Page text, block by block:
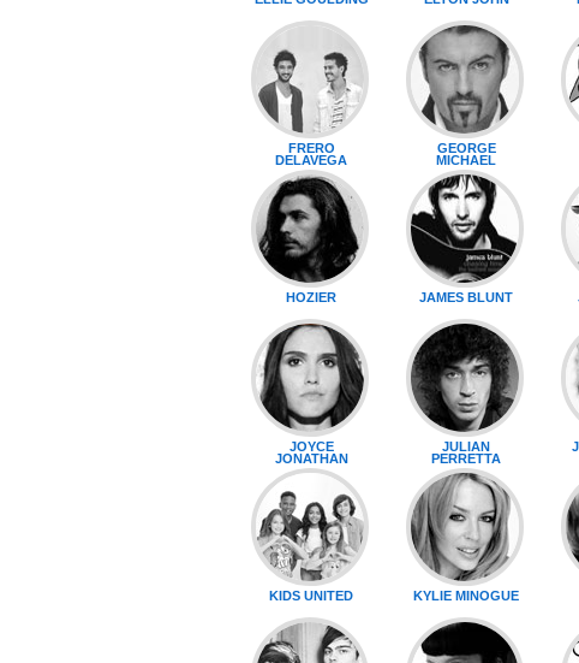
FRERO
DELAVEGA
GEORGE
MICHAEL
HOZIER JAMES BLUNT
JOYCE
JONATHAN
JULIAN
PERRETTA
KIDS UNITED KYLIE MINOGUE